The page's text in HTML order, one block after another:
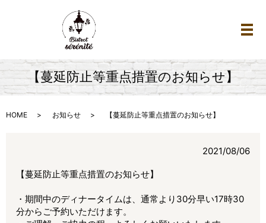
メ
【蔓延防止等重点措置のお知らせ】
HOME お知らせ 【蔓延防止等重点措置のお知らせ】
2021/08/06
【蔓延防止等重点措置のお知らせ】
・期間中のディナータイムは、通常より30分早い17時30
分からご予約いただけます。